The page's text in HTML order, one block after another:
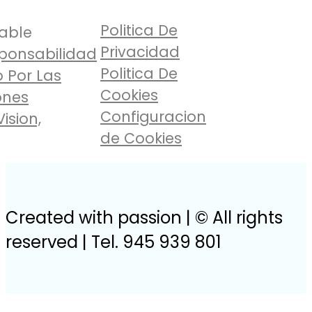
Por Las
Politica De
Privacidad
Politica De
Cookies
Configuracion
de Cookies
Created with passion | © All rights
reserved | Tel. 945 939 801